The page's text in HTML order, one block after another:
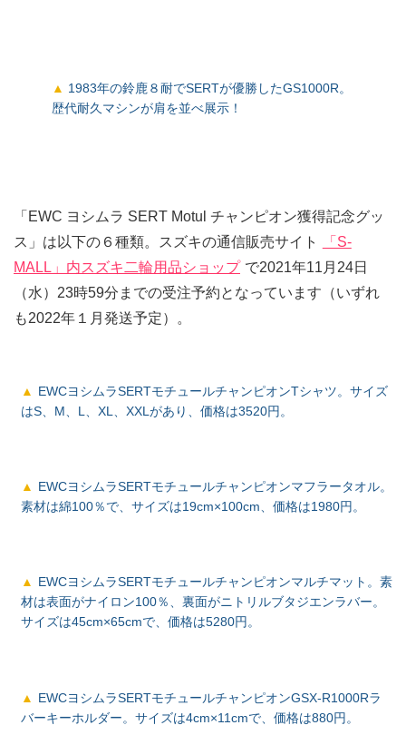
1983年の鈴鹿８耐でSERTが優勝したGS1000R。
歴代耐久マシンが肩を並べ展示！
「EWC ヨシムラ SERT Motul チャンピオン獲得記念グッ
ス」は以下の６種類。スズキの通信販売サイト
「S-
MALL」内スズキ二輪用品ショップ で2021年11月24日
（水）23時59分までの受注予約となっています（いずれ
も2022年１月発送予定）。
EWCヨシムラSERTモチュールチャンピオンTシャツ。サイズ
はS、M、L、XL、XXLがあり、価格は3520円。
EWCヨシムラSERTモチュールチャンピオンマフラータオル。
素材は綿100％で、サイズは19cm×100cm、価格は1980円。
EWCヨシムラSERTモチュールチャンピオンマルチマット。素
材は表面がナイロン100％、裏面がニトリルブタジエンラバー。
サイズは45cm×65cmで、価格は5280円。
EWCヨシムラSERTモチュールチャンピオンGSX-R1000Rラ
バーキーホルダー。サイズは4cm×11cmで、価格は880円。